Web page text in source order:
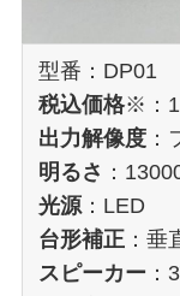
型番：DP01
税込価格※：
出力解像度
明るさ ：
光源：LED
台形補正 ：垂
スピーカー ：